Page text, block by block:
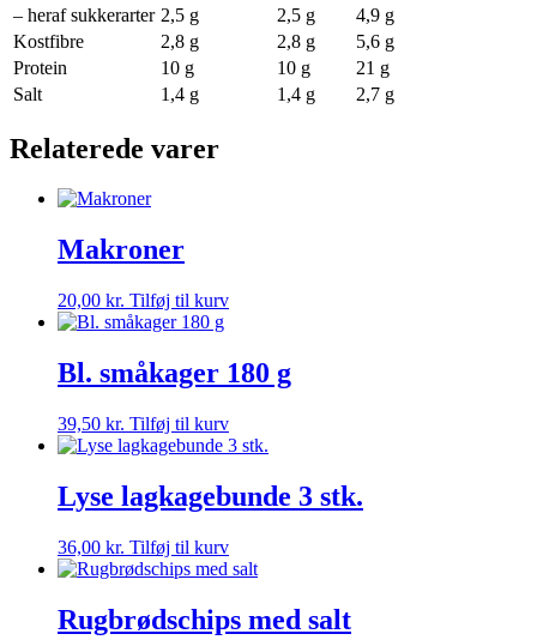
– heraf sukkerarter 2,5 g 2,5 g
4,9 g
Kostfibre
2,8 g 2,8 g
5,6 g
Protein
10 g 10 g
21 g
Salt
1,4 g 1,4 g 2,7 g
Relaterede varer
Makroner
20,00 kr. Tilføj til kurv
Bl. småkager 180 g
39,50 kr. Tilføj til kurv
Lyse lagkagebunde 3 stk.
36,00 kr. Tilføj til kurv
Rugbrødschips med salt